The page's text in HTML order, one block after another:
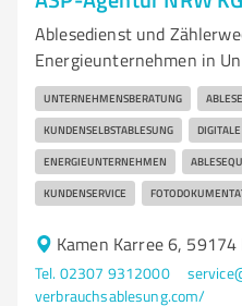
Ablesedienst und
Energieunternehmen in
UNTERNEHMENSBERATUNG
KUNDENSELBSTABLESUNG
ENERGIEUNTERNEHMEN
KUNDENSERVICE
Kamen Karree 6, 59174
Tel. 02307 9312000
verbrauchsablesung.com/